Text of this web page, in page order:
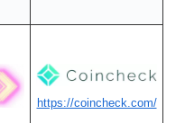
https://coincheck.com/